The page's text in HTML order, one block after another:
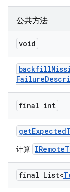
公共方法
void
backfill
Failure
final int
getExpected
计算
final List<